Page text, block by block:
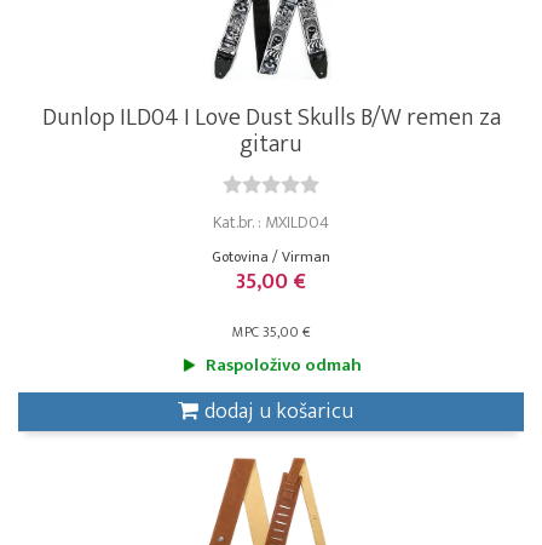
Dunlop ILD04 I Love Dust Skulls B/W remen za
gitaru
Kat.br. : MXILD04
Gotovina / Virman
35,00 €
MPC 35,00 €
Raspoloživo odmah
dodaj u košaricu